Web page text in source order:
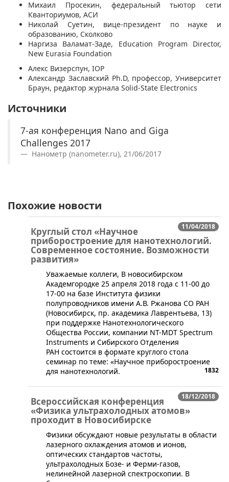
Михаил Просекин, федеральный тьютор сети
Кванториумов, АСИ
Николай Суетин, вице-президент по науке и
образованию, Сколково
Наргиза Валамат-Заде, Education Program Director,
New Eurasia Foundation
Алекс Визерспун, IOP
Александр Заславский Ph.D, профессор, Университет
Браун, редактор журнала Solid-State Electronics
Источники
7-ая конференция Nano and Giga
Challenges 2017
Нанометр (nanometer.ru), 21/06/2017
Похожие новости
11/04/2018
Круглый стол «Научное
приборостроение для нанотехнологий.
Современное состояние. Возможности
развития»
​Уважаемые коллеги, В новосибирском
Академгородке 25 апреля 2018 года с 11-00 до
17-00 на базе Института физики
полупроводников имени А.В. Ржанова СО РАН
(Новосибирск, пр. академика Лаврентьева, 13)
при поддержке Нанотехнологического
Общества России, компании NT-MDT Spectrum
Instruments и Сибирского Отделения
РАН состоится в формате круглого стола
семинар по теме: «Научное приборостроение
для нанотехнологий.
1832
18/12/2018
Всероссийская конференция
«Физика ультрахолодных атомов»
проходит в Новосибирске
Физики обсуждают новые результаты в области
лазерного охлаждения атомов и ионов,
оптических стандартов частоты,
ультрахолодных Бозе- и Ферми-газов,
нелинейной лазерной спектроскопии. В